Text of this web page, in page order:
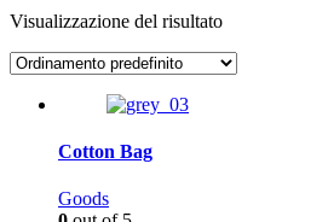
Visualizzazione del risultato
Cotton Bag
Goods